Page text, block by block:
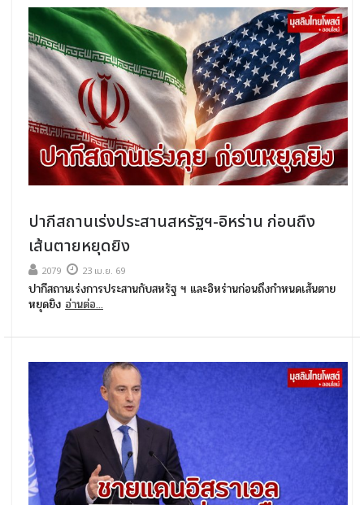
ปากีสถานเร่งประสานสหรัฐฯ-อิหร่าน ก่อนถึง
เส้นตายหยุดยิง
2079 23 เม.ย. 69
ปากีสถานเร่งการประสานกับสหรัฐ ฯ และอิหร่านก่อนถึงกำหนดเส้นตาย
หยุดยิง อ่านต่อ...